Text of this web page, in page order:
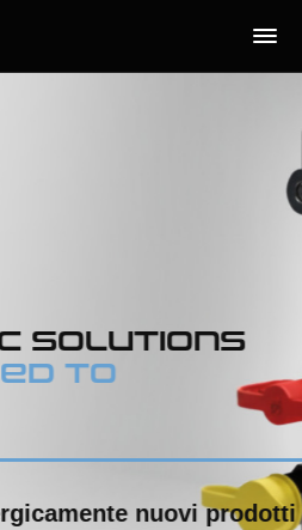
SOLUTIONS
TO
nuovi prodotti